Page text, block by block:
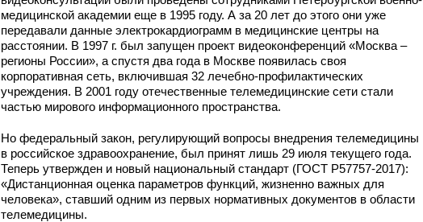
медицинской академии еще в 1995 году. А за 20 лет до этого они уже
передавали данные электрокардиограмм в медицинские центры на
расстоянии. В 1997 г. был запущен проект видеоконференций «Москва –
регионы России», а спустя два года в Москве появилась своя
корпоративная сеть, включившая 32 лечебно-профилактических
учреждения. В 2001 году отечественные телемедицинские сети стали
частью мирового информационного пространства.
Но федеральный закон, регулирующий вопросы внедрения телемедицины
в российское здравоохранение, был принят лишь 29 июля текущего года.
Теперь утвержден и новый национальный стандарт (ГОСТ Р57757-2017):
«Дистанционная оценка параметров функций, жизненно важных для
человека», ставший одним из первых нормативных документов в области
телемедицины.